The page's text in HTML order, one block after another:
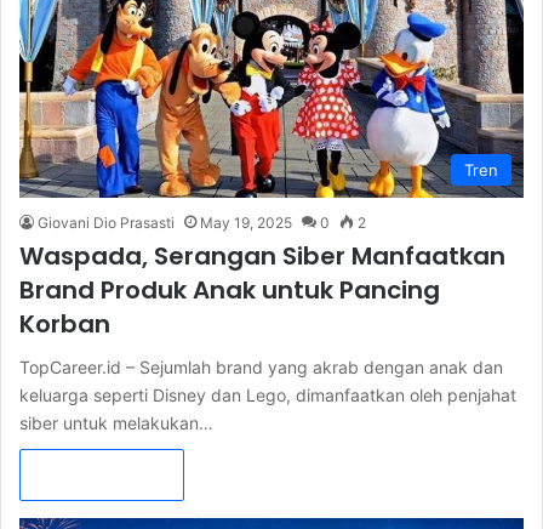
Tren
Giovani Dio Prasasti May 19, 2025 0 2
Waspada, Serangan Siber Manfaatkan
Brand Produk Anak untuk Pancing
Korban
TopCareer.id – Sejumlah brand yang akrab dengan anak dan
keluarga seperti Disney dan Lego, dimanfaatkan oleh penjahat
siber untuk melakukan…